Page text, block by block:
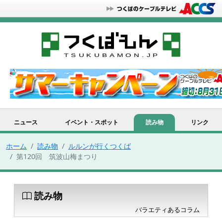
ニュース イベント・スポット 読み物 リンク
ホーム 読み物
ルルンが行くつくば
第120回 筑波山梅まつり
読み物
バラエティあるコラム